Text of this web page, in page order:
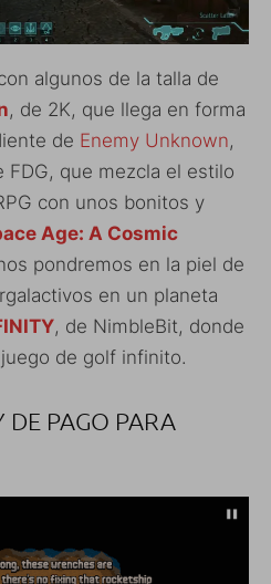
algunos de la talla de
, de 2K, que llega en forma
de Enemy Unknown,
FDG, que mezcla el estilo
con unos bonitos y
Age: A Cosmic
pondremos en la piel de
en un planeta
, de NimbleBit, donde
de golf infinito.
DE PAGO PARA